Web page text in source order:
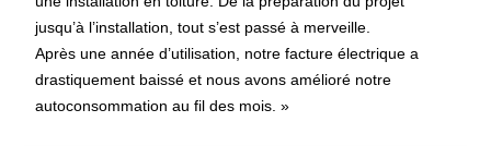
jusqu’à l’installation, tout s’est passé à merveille.
Après une année d’utilisation, notre facture électrique a
drastiquement baissé et nous avons amélioré notre
autoconsommation au fil des mois. »